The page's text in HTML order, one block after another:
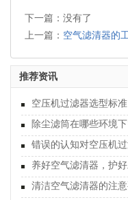
下一篇：没有了
上一篇： 空气滤清器的
推荐资讯
空压机过滤器选型标
除尘滤筒在哪些环境
错误的认知对空压机
养好空气滤清器，护好
清洁空气滤清器的注